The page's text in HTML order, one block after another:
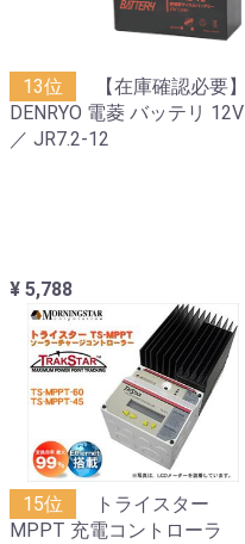
13位
【在庫確認必要】
DENRYO 電菱 バッテリ 12V
／ JR7.2-12
¥ 5,788
15位
トライスター
MPPT 充電コントローラ